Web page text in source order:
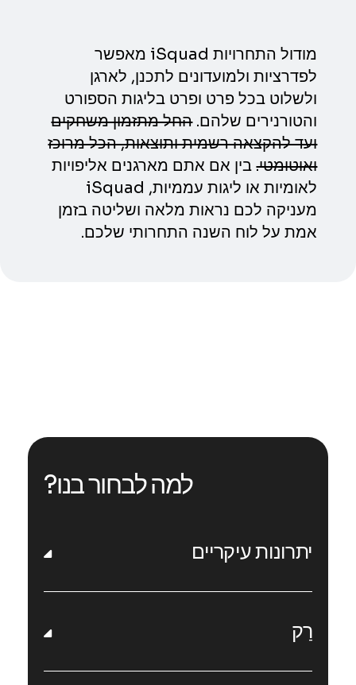
מודול התחרויות iSquad מאפשר
לפדרציות ולמועדונים לתכנן, לארגן
ולשלוט בכל פרט ופרט בליגות הספורט
והטורנירים שלהם.החל מתזמון משחקים
ועד להקצאה רשמית ותוצאות, הכל מרוכז
ואוטומטי.בין אם אתם מארגנים אליפויות
לאומיות או ליגות עממיות, iSquad
מעניקה לכם נראות מלאה ושליטה בזמן
אמת על לוח השנה התחרותי שלכם.
למה לבחור בנו?
יתרונות עיקריים
רַק